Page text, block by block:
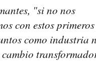
"si no nos
con estos
como industria